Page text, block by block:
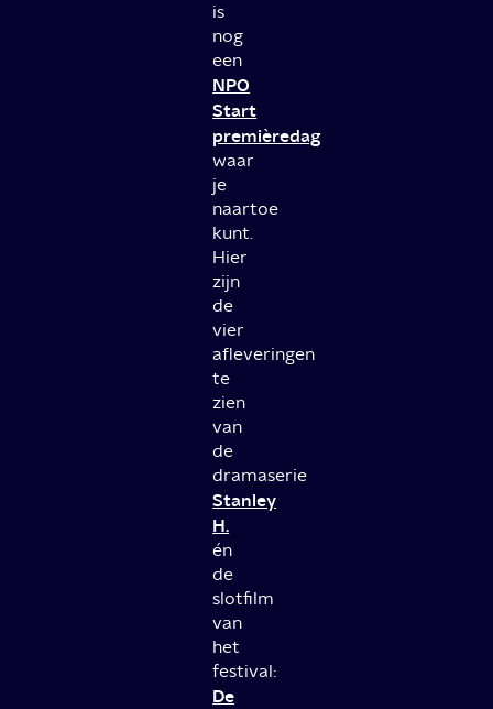
is
nog
een
NPO
Start
premièredag
waar
je
naartoe
kunt.
Hier
zijn
de
vier
afleveringen
te
zien
van
de
dramaserie
Stanley
H.
én
de
slotfilm
van
het
festival:
De